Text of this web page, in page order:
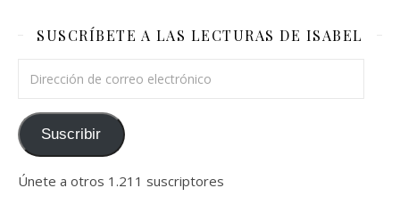
SUSCRÍBETE A LAS LECTURAS DE ISABEL
Suscribir
Únete a otros 1.211 suscriptores